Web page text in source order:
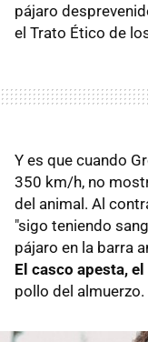
pájaro
el Trato Ético de
Y es que cuando
350 km/h, no
del animal. Al
"sigo teniendo
pájaro en la barra
El casco apesta,
pollo del